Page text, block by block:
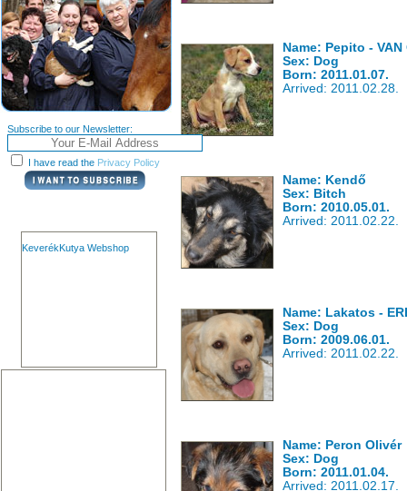
Subscribe to our Newsletter:
I have read the Privacy Policy
KeverékKutya Webshop
Name: Pepito -
Sex: Dog
Born: 2011.01.07.
Arrived: 2011.02.28.
Name: Kendő
Sex: Bitch
Born: 2010.05.01.
Arrived: 2011.02.22.
Name: Lakatos -
Sex: Dog
Born: 2009.06.01.
Arrived: 2011.02.22.
Name: Peron Olivér
Sex: Dog
Born: 2011.01.04.
Arrived: 2011.02.17.